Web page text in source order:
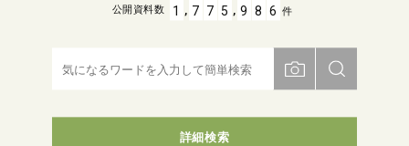
詳細検索
公開資料数 1 , 7 7 5 , 9 8 6 件